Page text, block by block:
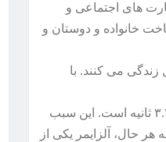
های اجتماعی و
خانواده و دوستان و
عقل زندگی می کنند. با
هر ساله ۱۰ میلیون مورد جدید آلزایمر و زوال عقل شناخته می شود و این به معنای یک مورد جدید در هر ۳.۲ ثانیه است. این سبب
بیماری مبتلا خواهند شد. به هر حال، آلزایمر یکی از